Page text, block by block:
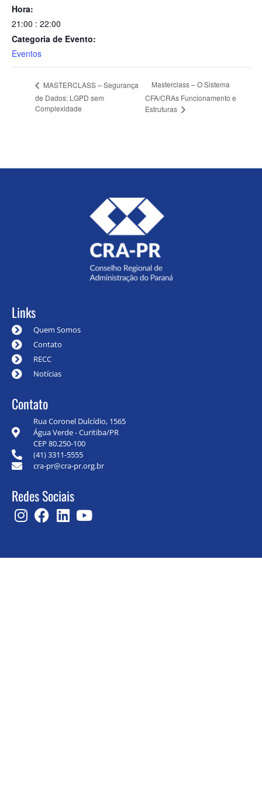
Hora:
21:00 : 22:00
Categoria de Evento:
Eventos
MASTERCLASS – Segurança
de Dados: LGPD sem
Complexidade
Masterclass – O Sistema
CFA/CRAs Funcionamento e
Estruturas
Links
Quem Somos
Contato
RECC
Notícias
Contato
Rua Coronel Dulcídio, 1565
Água Verde - Curitiba/PR
CEP 80.250-100
(41) 3311-5555
cra-pr@cra-pr.org.br
Redes Sociais